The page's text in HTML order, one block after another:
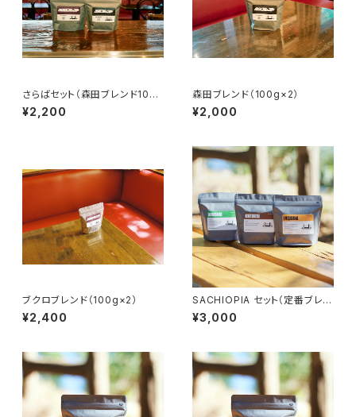
さらばセット（森田ブレンド100
g、ブクロブレンド100g）
¥2,200
森田ブレンド（100g×2）
¥2,000
ブクロブレンド（100g×2）
¥2,400
SACHIOPIA セット（定番ブレン
ド３種×100g）
¥3,000